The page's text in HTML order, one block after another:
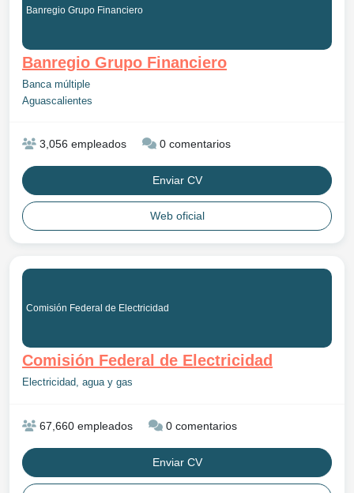
Banregio Grupo Financiero
Banregio Grupo Financiero
Banca múltiple
Aguascalientes
3,056 empleados 0 comentarios
Enviar CV
Web oficial
Comisión Federal de Electricidad
Comisión Federal de Electricidad
Electricidad, agua y gas
67,660 empleados 0 comentarios
Enviar CV